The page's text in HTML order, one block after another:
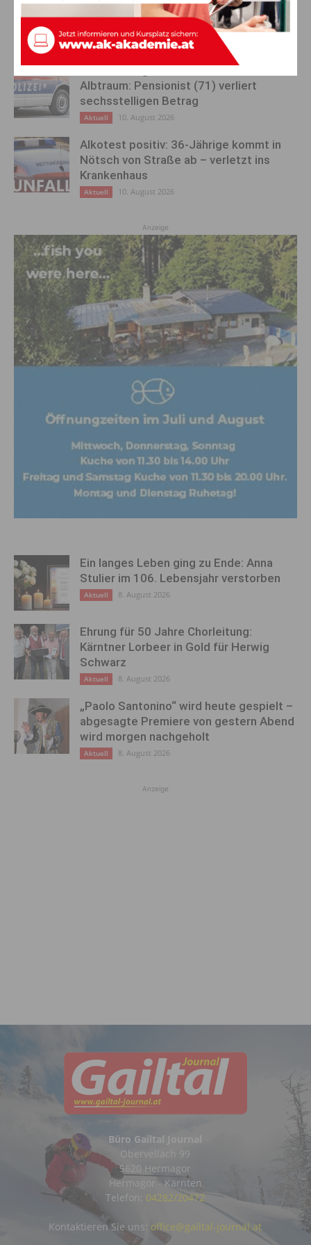
Unfalllenker weiterhin flüchtig
Aktuell 10. August 2026
Glaube ans große Geld wird zum
Albtraum: Pensionist (71) verliert
sechsstelligen Betrag
Aktuell 10. August 2026
Alkotest positiv: 36-Jährige kommt in
Nötsch von Straße ab – verletzt ins
Krankenhaus
Aktuell 10. August 2026
Anzeige
Ein langes Leben ging zu Ende: Anna
Stulier im 106. Lebensjahr verstorben
Aktuell 8. August 2026
Ehrung für 50 Jahre Chorleitung:
Kärntner Lorbeer in Gold für Herwig
Schwarz
Aktuell 8. August 2026
„Paolo Santonino“ wird heute gespielt –
abgesagte Premiere von gestern Abend
wird morgen nachgeholt
Aktuell 8. August 2026
Anzeige
Büro Gailtal Journal
Obervellach 99
9620 Hermagor
Hermagor - Kärnten
Telefon: 04282/20472
Kontaktieren Sie uns: office@gailtal-journal.at